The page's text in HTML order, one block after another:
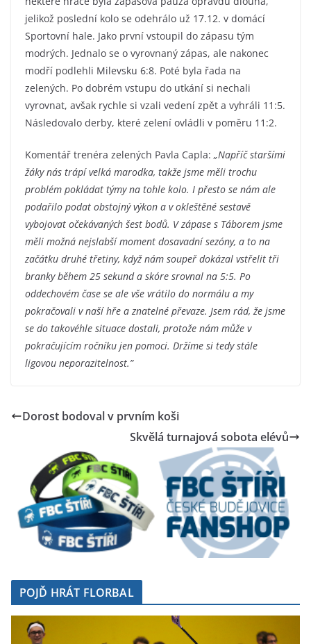
jelikož poslední kolo se odehrálo už 17.12. v domácí
Sportovní hale. Jako první vstoupil do zápasu tým
modrých. Jednalo se o vyrovnaný zápas, ale nakonec
modří podlehli Milevsku 6:8. Poté byla řada na
zelených. Po dobrém vstupu do utkání si nechali
vyrovnat, avšak rychle si vzali vedení zpět a vyhráli 11:5.
Následovalo derby, které zelení ovládli v poměru 11:2.
Komentář trenéra zelených Pavla Capla: „Napříč staršími
žáky nás trápí velká marodka, takže jsme měli trochu
problém pokládat týmy na tohle kolo. I přesto se nám ale
podařilo podat obstojný výkon a v okleštěné sestavě
vybojovat očekávaných šest bodů. V zápase s Táborem jsme
měli možná nejslabší moment dosavadní sezóny, a to na
začátku druhé třetiny, když nám soupeř dokázal vstřelit tři
branky během 25 sekund a skóre srovnal na 5:5. Po
oddechovém čase se ale vše vrátilo do normálu a my
pokračovali v naší hře a znatelné převaze. Jsem rád, že jsme
se do takovéhle situace dostali, protože nám může v
pokračujícím ročníku jen pomoci. Držíme si tedy stále
ligovou neporazitelnost.”
Dorost bodoval v prvním koši
Skvělá turnajová sobota elévů
POJĎ HRÁT FLORBAL